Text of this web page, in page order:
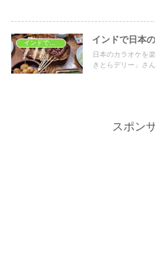
インドでレストラン インドで日本
日本のカラオケを
きとらデリー」さ
スポン